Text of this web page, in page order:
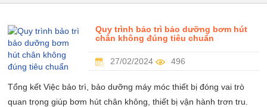
Quy trình bảo trì bảo dưỡng bơm hút
chân không đúng tiêu chuẩn
27/02/2024 496
Tổng kết Việc bảo trì, bảo dưỡng máy móc thiết bị đóng vai trò
quan trọng giúp bơm hút chân không, thiết bị vận hành trơn tru.